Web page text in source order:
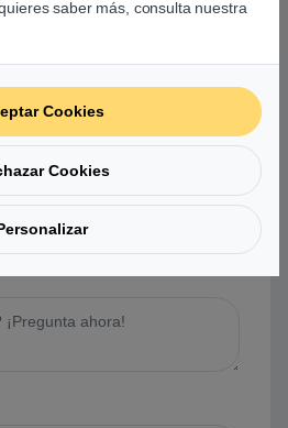
este producto
aún. Sé el primero en hacer
de este producto.
saber más, consulta nuestra
Cookies
Cookies